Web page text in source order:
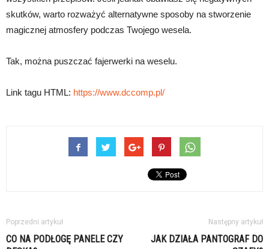
skutków, warto rozważyć alternatywne sposoby na stworzenie
magicznej atmosfery podczas Twojego wesela.
Tak, można puszczać fajerwerki na weselu.
Link tagu HTML: https://www.dccomp.pl/
Poprzedni artykuł
CO NA PODŁOGĘ PANELE CZY
Następny artykuł
JAK DZIAŁA PANTOGRAF DO